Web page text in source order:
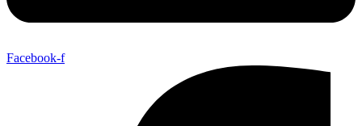
Facebook-f